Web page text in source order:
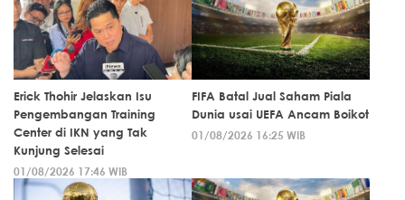
Erick Thohir Jelaskan Isu
Pengembangan Training
Center di IKN yang Tak
Kunjung Selesai
01/08/2026 17:46 WIB
FIFA Batal Jual Saham Piala
Dunia usai UEFA Ancam Boikot
01/08/2026 16:25 WIB